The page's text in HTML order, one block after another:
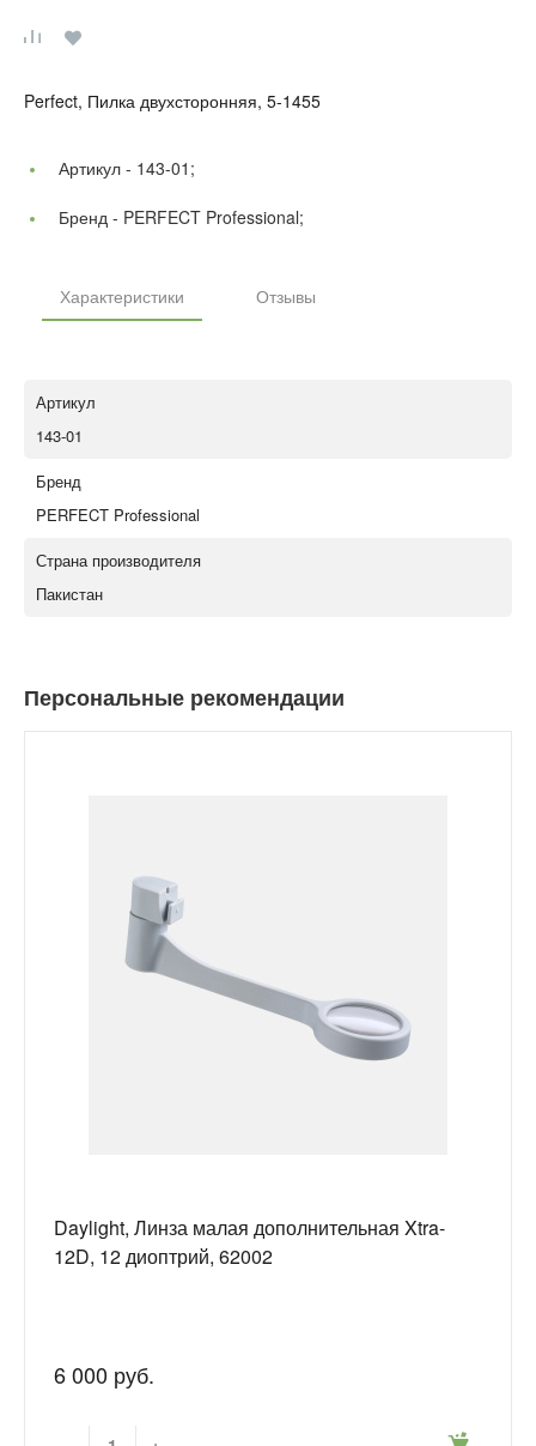
Perfect, Пилка двухсторонняя, 5-1455
Артикул - 143-01;
Бренд - PERFECT Professional;
Характеристики Отзывы
Артикул
143-01
Бренд
PERFECT Professional
Страна производителя
Пакистан
Персональные рекомендации
Daylight, Линза малая дополнительная Xtra-
12D, 12 диоптрий, 62002
6 000 руб.